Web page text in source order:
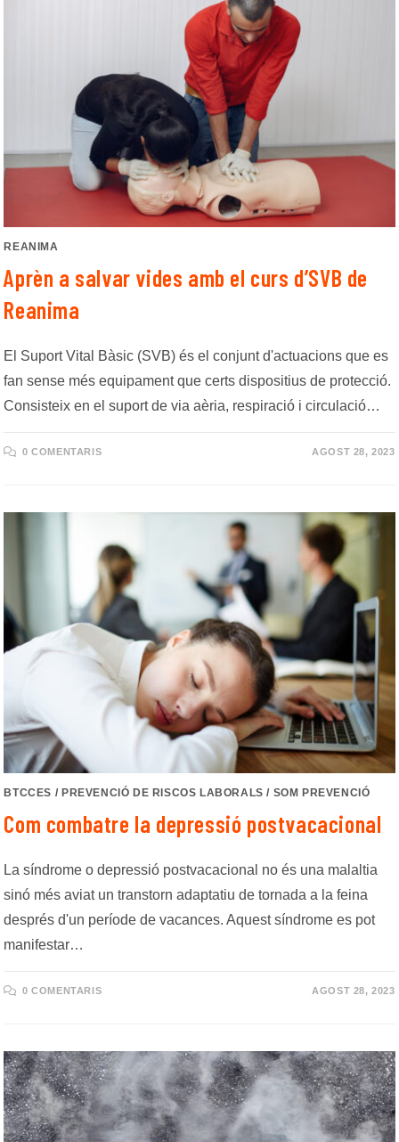
REANIMA
Aprèn a salvar vides amb el curs d’SVB de
Reanima
El Suport Vital Bàsic (SVB) és el conjunt d'actuacions que es
fan sense més equipament que certs dispositius de protecció.
Consisteix en el suport de via aèria, respiració i circulació…
0 COMENTARIS AGOST 28, 2023
BTCCES / PREVENCIÓ DE RISCOS LABORALS / SOM PREVENCIÓ
Com combatre la depressió postvacacional
La síndrome o depressió postvacacional no és una malaltia
sinó més aviat un transtorn adaptatiu de tornada a la feina
després d'un període de vacances. Aquest síndrome es pot
manifestar…
0 COMENTARIS AGOST 28, 2023